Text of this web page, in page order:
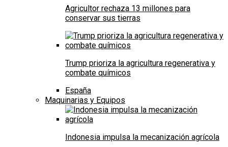
Agricultor rechaza 13 millones para
conservar sus tierras
Trump prioriza la agricultura regenerativa y
combate químicos
España
Maquinarias y Equipos
Indonesia impulsa la mecanización agrícola